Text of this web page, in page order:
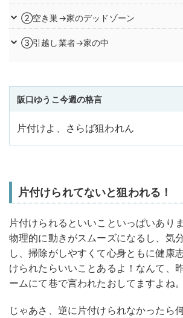
②空き巣→家のデッドゾーン
③引越し業者→家の中
阪口ゆうこ今週の格言
片付けよ、さらば狙われん
片付けられてないと狙われる！
片付けられるといいこといっぱいあり
物理的に動きがスムーズになるし、気
し、掃除がしやすくて心身ともに健康
けられたらいいことあるよ！なんて、
ームにて巷で言われたおしてますよね。
じゃあさ、逆に片付けられなかったら